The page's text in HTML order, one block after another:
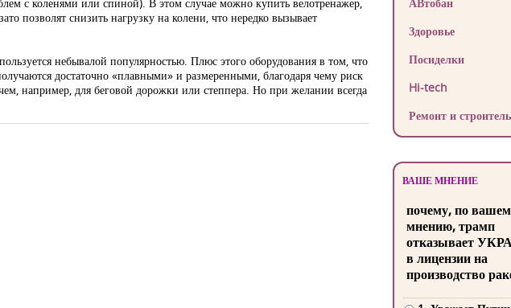
позволят снизить нагрузку на колени, что нередко вызывает
небывалой популярностью. Плюс этого оборудования в том, что
достаточно «плавными» и размеренными, благодаря чему риск
например, для беговой дорожки или степпера. Но при желании всегда
Здоровье
Посиделки
Hi-tech
Ремонт и
ВАШЕ МНЕНИЕ
почему, по
мнению, трамп
отказывает
в лицензии на
производство